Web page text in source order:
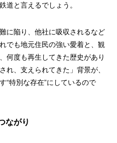
道と言えるでしょう。
に陥り、他社に吸収されるなど
でも地元住民の強い愛着と、観
何度も再生してきた歴史があり
れ、支えられてきた」背景が、
“特別な存在”にしているので
ながり